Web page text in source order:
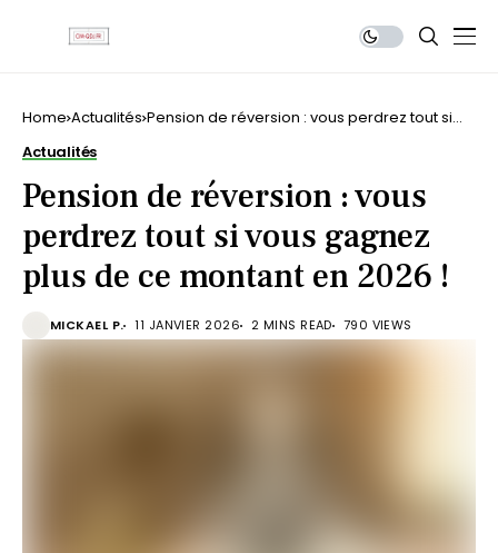
Home Actualités Pension de réversion : vous perdrez tout si
Actualités
Pension de réversion : vous
perdrez tout si vous gagnez
plus de ce montant en 2026 !
MICKAEL P. 11 JANVIER 2026 2 MINS READ 790 VIEWS